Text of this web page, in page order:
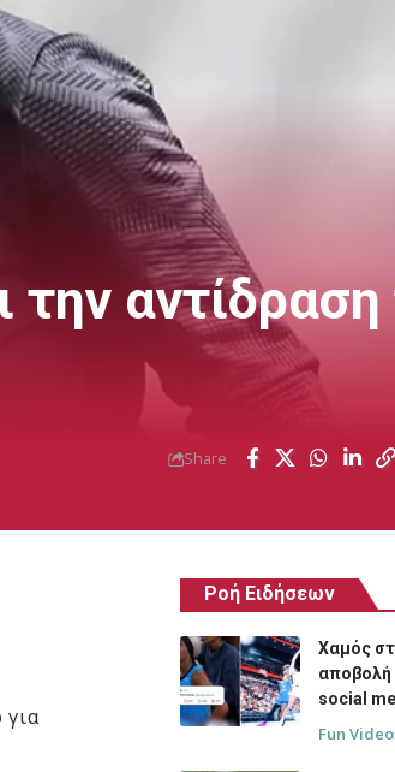
αντίδραση
Share
Ροή Ειδήσεων
Χαμός
αποβολή
social
Fun